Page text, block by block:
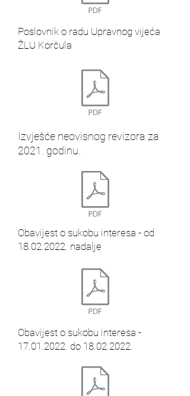
Poslovnik o radu Upravnog vijeća
ŽLU Korčula
Izvješće neovisnog revizora za
2021. godinu.
Obavijest o sukobu interesa - od
18.02.2022. nadalje
Obavijest o sukobu interesa -
17.01.2022. do 18.02.2022.